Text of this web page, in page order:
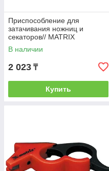
Приспособление для
затачивания ножниц и
секаторов// MATRIX
В наличии
2 023 ₸
Купить